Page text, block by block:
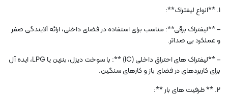
1. **انواع لیفتراک**:
– **لیفتراک برقی**: مناسب برای استفاده در فضای داخلی، ارائه آلایندگی صفر
و عملکرد بی صداتر.
– **لیفتراک های احتراق داخلی (IC) **: با سوخت دیزل، بنزین یا LPG، ایده آل
برای کاربردهای در فضای باز و کارهای سنگین.
2. ** ظرفیت های بار **: